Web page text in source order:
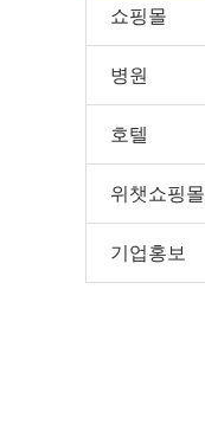
쇼핑몰
병원
호텔
위챗쇼핑몰
기업홍보